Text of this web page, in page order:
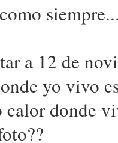
a 12 de
yo vivo
donde